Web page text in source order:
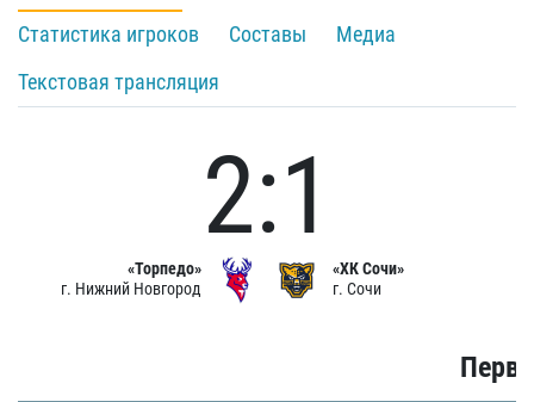
Статистика игроков
Составы
Медиа
Текстовая трансляция
«Торпедо»
г. Нижний Новгород
2:1
«ХК Сочи»
г. Сочи